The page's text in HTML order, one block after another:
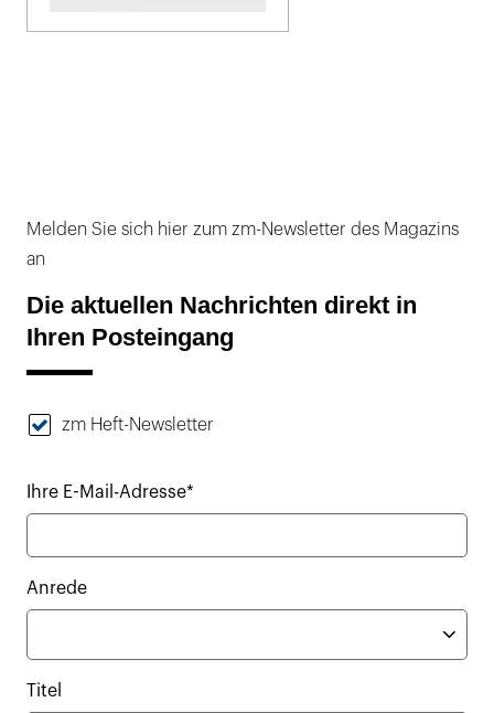
Melden Sie sich hier zum zm-Newsletter des Magazins
an
Die aktuellen Nachrichten direkt in
Ihren Posteingang
zm Heft-Newsletter
Ihre E-Mail-Adresse*
Anrede
Titel